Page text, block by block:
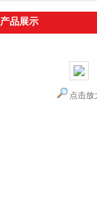
产品展示
点击放